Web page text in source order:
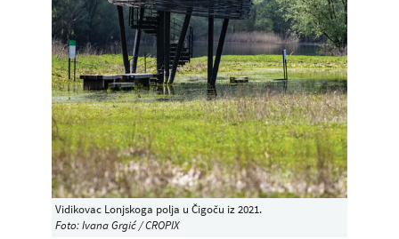
Vidikovac Lonjskoga polja u Čigoču iz 2021.
Foto: Ivana Grgić / CROPIX